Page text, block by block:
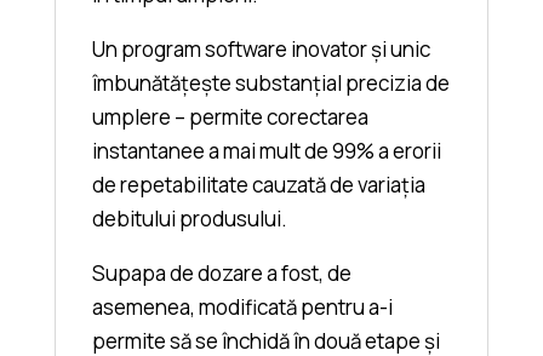
Un program software inovator și unic
îmbunătățește substanțial precizia de
umplere – permite corectarea
instantanee a mai mult de 99% a erorii
de repetabilitate cauzată de variația
debitului produsului.
Supapa de dozare a fost, de
asemenea, modificată pentru a-i
permite să se închidă în două etape și